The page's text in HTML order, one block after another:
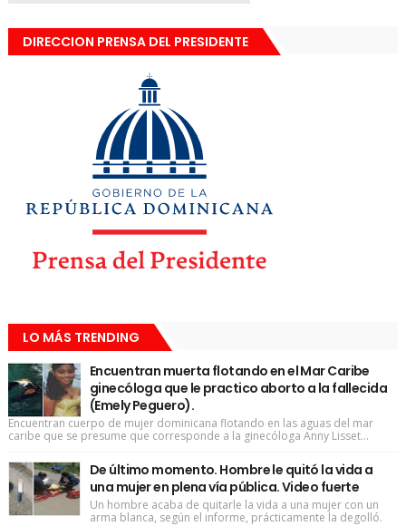
DIRECCION PRENSA DEL PRESIDENTE
LO MÁS TRENDING
Encuentran muerta flotando en el Mar Caribe
ginecóloga que le practico aborto a la fallecida
(Emely Peguero).
Encuentran cuerpo de mujer dominicana flotando en las aguas del mar
caribe que se presume que corresponde a la ginecóloga Anny Lisset...
De último momento. Hombre le quitó la vida a
una mujer en plena vía pública. Video fuerte
Un hombre acaba de quitarle la vida a una mujer con un
arma blanca, según el informe, prácticamente la degolló.